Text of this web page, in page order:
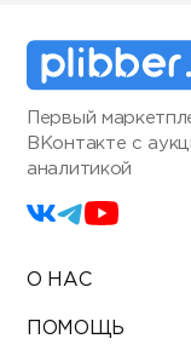
Первый
ВКонтакте с
аналитикой
О НАС
ПОМОЩЬ